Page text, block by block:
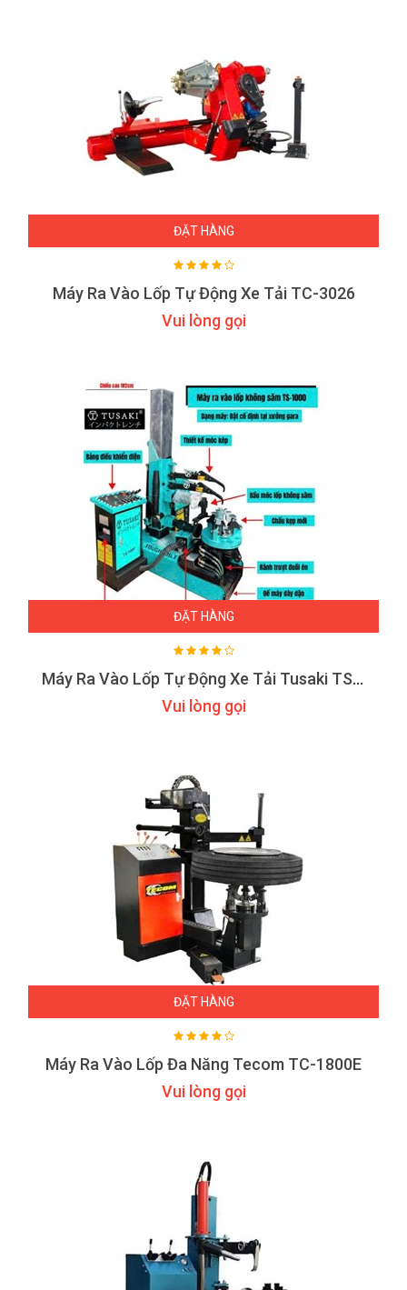
ĐẶT HÀNG
Máy Ra Vào Lốp Tự Động Xe Tải TC-3026
Vui lòng gọi
ĐẶT HÀNG
Máy Ra Vào Lốp Tự Động Xe Tải Tusaki TS-1000
Vui lòng gọi
ĐẶT HÀNG
Máy Ra Vào Lốp Đa Năng Tecom TC-1800E
Vui lòng gọi